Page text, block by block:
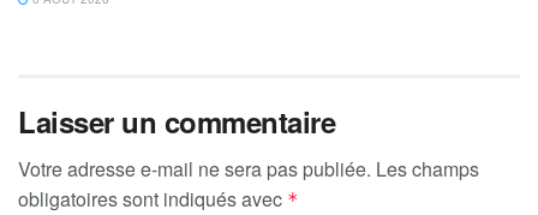
Laisser un commentaire
Votre adresse e-mail ne sera pas publiée. Les champs
obligatoires sont indiqués avec *